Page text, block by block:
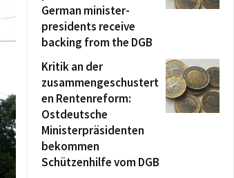
German minister-
presidents receive
backing from the DGB
Kritik an der
zusammengeschustert
en Rentenreform:
Ostdeutsche
Ministerpräsidenten
bekommen
Schützenhilfe vom DGB